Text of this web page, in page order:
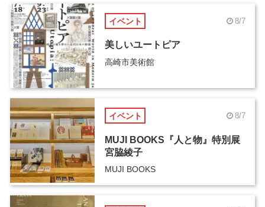
イベント 8/7
美しいユートピア
高崎市美術館
イベント 8/7
MUJI BOOKS『人と物』特別展
宮脇綾子
MUJI BOOKS